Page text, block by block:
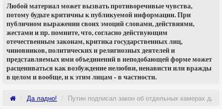
Любой материал может вызвать противоречивые чувства,
потому будьте критичны к публикуемой информации. При
публичном выражении своих эмоций словами, действиями,
жестами и пр. помните, что, согласно действующим
отечественным законам, критика государственных лиц,
чиновников, политических и религиозных деятелей и
представляемых ими объединений в неподобающей форме может
расцениваться как возбуждение нелюбви, ненависти или вражды
в целом и вообще, и к этим лицам - в частности.
Да ладно! Путин подписал закон об отдельных камерах для